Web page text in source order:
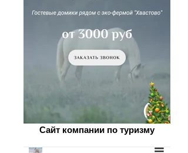
Сайт компании по туризму